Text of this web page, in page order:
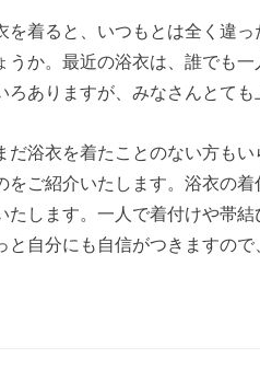
を着ると、いつもとは全く違
うか。最近の浴衣は、誰でも
ろありますが、みなさんとても
だ浴衣を着たことのない方も
をご紹介いたします。浴衣の
たします。一人で着付けや帯
と自分にも自信がつきますので